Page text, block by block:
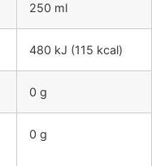
250 ml
480 kJ (115 kcal)
0 g
0 g